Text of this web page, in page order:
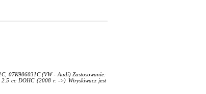
07K906031C (VW - Audi) Zastosowanie:
cc DOHC (2008 r. ->) Wtryskiwacz jest